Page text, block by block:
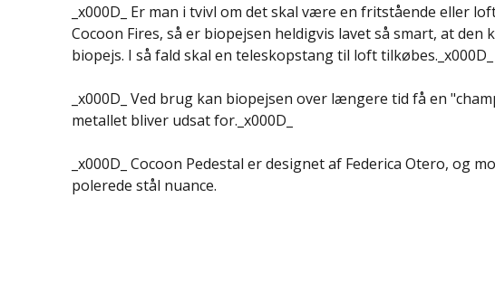
_x000D_ Er man i tvivl om det skal være en fritstående eller
Cocoon Fires, så er biopejsen heldigvis lavet så smart, at
biopejs. I så fald skal en teleskopstang til loft tilkøbes._x000D_
_x000D_ Ved brug kan biopejsen over længere tid få en
metallet bliver udsat for._x000D_
_x000D_ Cocoon Pedestal er designet af Federica Otero, og
polerede stål nuance.